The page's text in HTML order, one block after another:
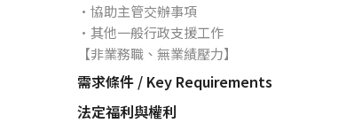
•協助主管交辦事項
•其他一般行政支援工作
【非業務職、無業績壓力】
需求條件 / Key Requirements
法定福利與權利